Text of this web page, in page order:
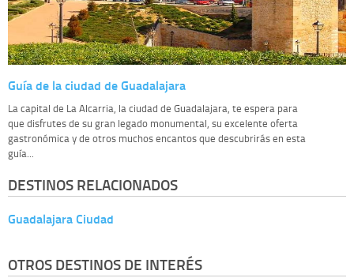
Guía de la ciudad de Guadalajara
La capital de La Alcarria, la ciudad de Guadalajara, te espera para
que disfrutes de su gran legado monumental, su excelente oferta
gastronómica y de otros muchos encantos que descubrirás en esta
guía...
DESTINOS RELACIONADOS
Guadalajara Ciudad
OTROS DESTINOS DE INTERÉS